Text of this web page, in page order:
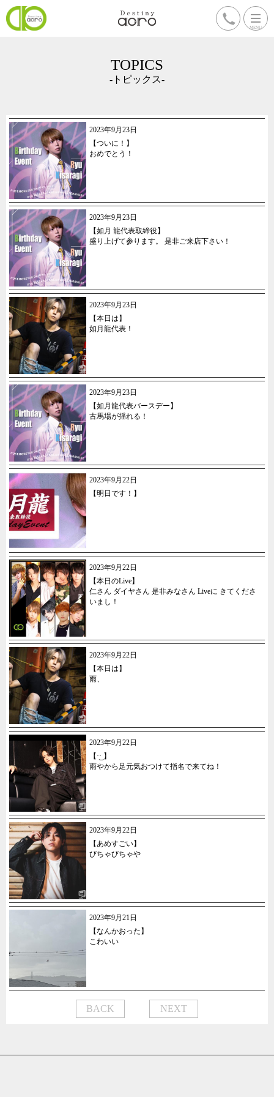
TOPICS
-トピックス-
2023年9月23日
【ついに！】
おめでとう！
2023年9月23日
【如月 龍代表取締役】
盛り上げて参ります。 是非ご来店下さい！
2023年9月23日
【本日は】
如月龍代表！
2023年9月23日
【如月龍代表バースデー】
古馬場が揺れる！
2023年9月22日
【明日です！】
2023年9月22日
【本日のLive】
仁さん ダイヤさん 是非みなさん Liveに きてくださ
いまし！
2023年9月22日
【本日は】
雨、
2023年9月22日
【·͜· ︎︎】
雨やから足元気おつけて指名で来てね！
2023年9月22日
【あめすごい】
びちゃびちゃや
2023年9月21日
【なんかおった】
こわいい
BACK NEXT